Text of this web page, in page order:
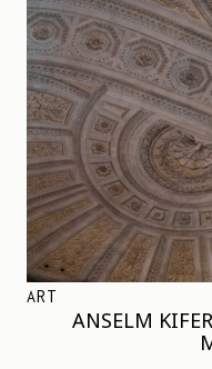
ART
ANSELM